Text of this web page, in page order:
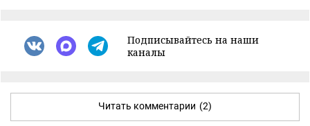
Подписывайтесь на наши
каналы
Читать комментарии (2)